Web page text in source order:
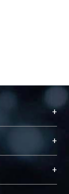
+
藏及向國際
圖書館整合
同功能平
期能整合研
+
+